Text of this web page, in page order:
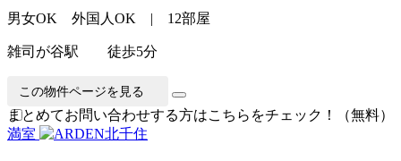
男女OK 外国人OK | 12部屋
雑司が谷駅 徒歩5分
この物件ページを見る
まとめてお問い合わせする方はこちらをチェック！（無料）
満室